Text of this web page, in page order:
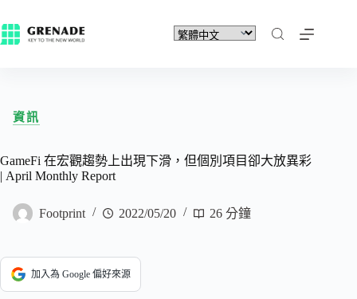
資訊
GameFi 在宏觀趨勢上出現下滑，但個別項目卻大放異彩
| April Monthly Report
Footprint 2022/05/20 26 分鐘
加入為 Google 偏好來源